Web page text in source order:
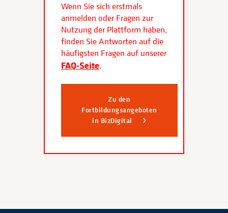
Wenn Sie sich erstmals
anmelden oder Fragen zur
Nutzung der Plattform haben,
finden Sie Antworten auf die
häufigsten Fragen auf unserer
FAQ-Seite.
Zu den
Fortbildungsangeboten
in BizDigital